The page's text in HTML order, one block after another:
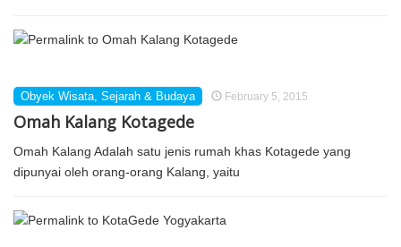
Obyek Wisata, Sejarah & Budaya February 5, 2015
Omah Kalang Kotagede
Omah Kalang Adalah satu jenis rumah khas Kotagede yang
dipunyai oleh orang-orang Kalang, yaitu